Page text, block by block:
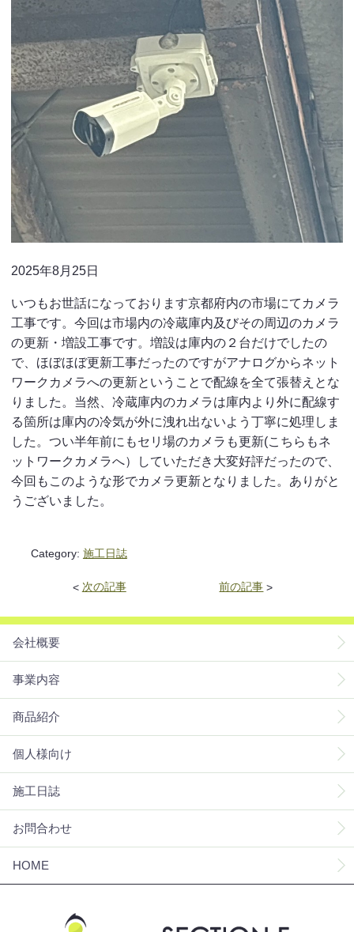
2025年8月25日
いつもお世話になっております京都府内の市場にてカメラ
工事です。今回は市場内の冷蔵庫内及びその周辺のカメラ
の更新・増設工事です。増設は庫内の２台だけでしたの
で、ほぼほぼ更新工事だったのですがアナログからネット
ワークカメラへの更新ということで配線を全て張替えとな
りました。当然、冷蔵庫内のカメラは庫内より外に配線す
る箇所は庫内の冷気が外に洩れ出ないよう丁寧に処理しま
した。つい半年前にもセリ場のカメラも更新(こちらもネ
ットワークカメラへ）していただき大変好評だったので、
今回もこのような形でカメラ更新となりました。ありがと
うございました。
Category: 施工日誌
< 次の記事 前の記事 >
会社概要
事業内容
商品紹介
個人様向け
施工日誌
お問合わせ
HOME